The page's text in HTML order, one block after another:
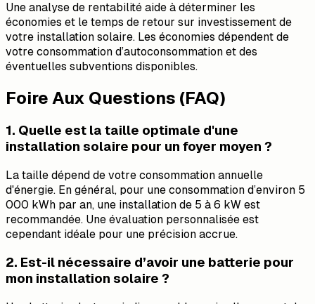
Une analyse de rentabilité aide à déterminer les
économies et le temps de retour sur investissement de
votre installation solaire. Les économies dépendent de
votre consommation d’autoconsommation et des
éventuelles subventions disponibles.
Foire Aux Questions (FAQ)
1. Quelle est la taille optimale d'une
installation solaire pour un foyer moyen ?
La taille dépend de votre consommation annuelle
d'énergie. En général, pour une consommation d’environ 5
000 kWh par an, une installation de 5 à 6 kW est
recommandée. Une évaluation personnalisée est
cependant idéale pour une précision accrue.
2. Est-il nécessaire d’avoir une batterie pour
mon installation solaire ?